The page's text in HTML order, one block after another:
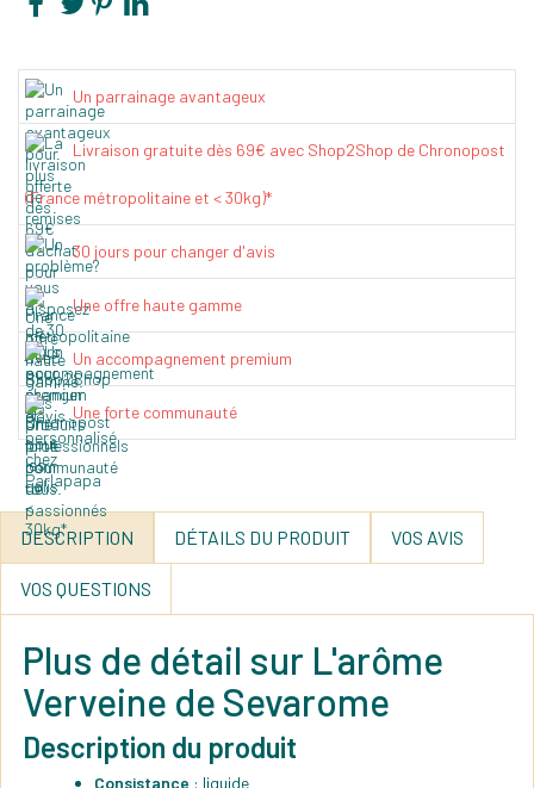
Un parrainage avantageux
Livraison gratuite dès 69€ avec Shop2Shop de Chronopost
(France métropolitaine et < 30kg)*
30 jours pour changer d'avis
Une offre haute gamme
Un accompagnement premium
Une forte communauté
DESCRIPTION DÉTAILS DU PRODUIT VOS AVIS
VOS QUESTIONS
Plus de détail sur L'arôme
Verveine de Sevarome
Description du produit
Consistance : liquide